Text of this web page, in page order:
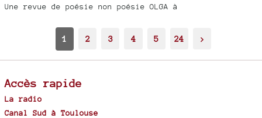
Une revue de poésie non poésie OLGA à
1 2 3 4 5 24 >
Accès rapide
La radio
Canal Sud à Toulouse